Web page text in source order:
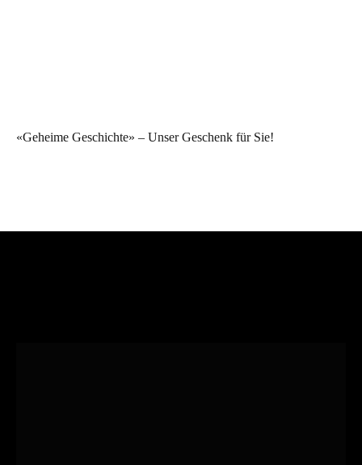
«Geheime Geschichte» – Unser Geschenk für Sie!